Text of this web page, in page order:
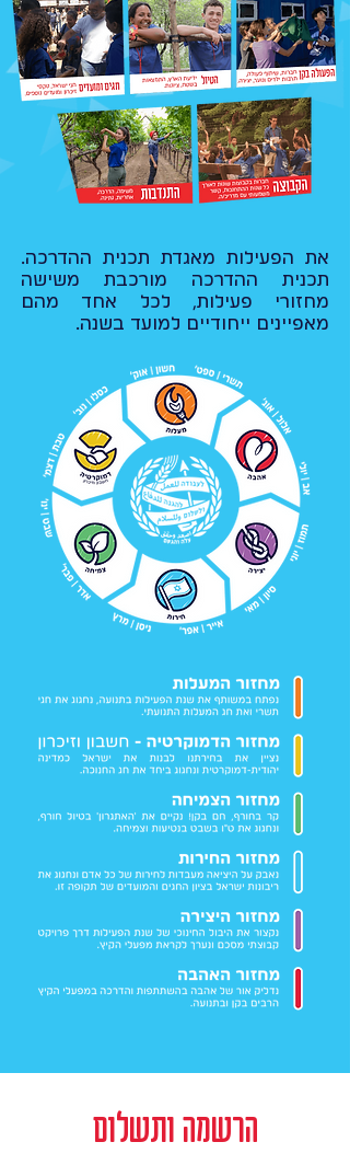
את הפעילות מאגדת תכנית ההדרכה.
תכנית ההדרכה מורכבת משישה
מחזורי פעילות, לכל אחד מהם
מאפיינים ייחודיים למועד בשנה.
הרשמה ותשלום